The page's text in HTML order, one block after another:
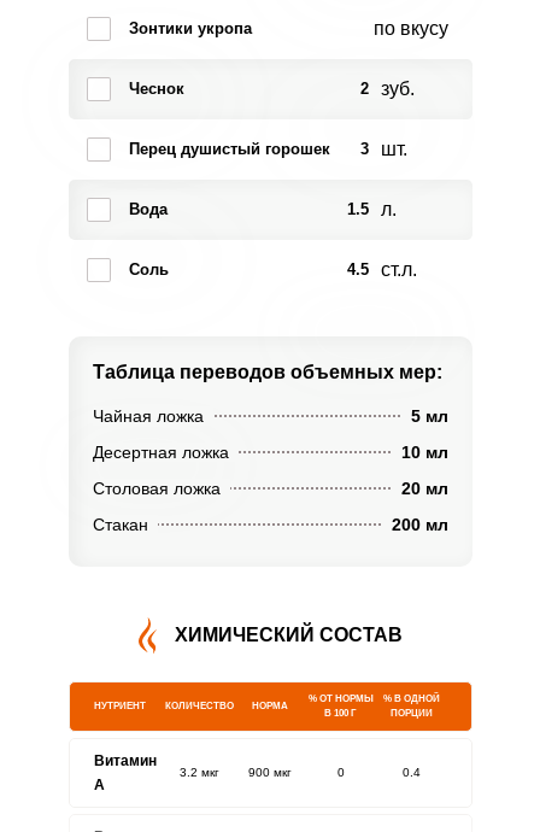
Зонтики укропа по вкусу
Чеснок 2 зуб.
Перец душистый горошек 3 шт.
Вода 1.5 л.
Соль 4.5 ст.л.
Таблица переводов объемных мер:
Чайная ложка
5 мл
Десертная ложка
10 мл
Столовая ложка
20 мл
Стакан
200 мл
ХИМИЧЕСКИЙ СОСТАВ
НУТРИЕНТ КОЛИЧЕСТВО НОРМА
% ОТ НОРМЫ
В 100 Г
% В ОДНОЙ
ПОРЦИИ
Витамин
A
3.2 мкг 900 мкг 0 0.4